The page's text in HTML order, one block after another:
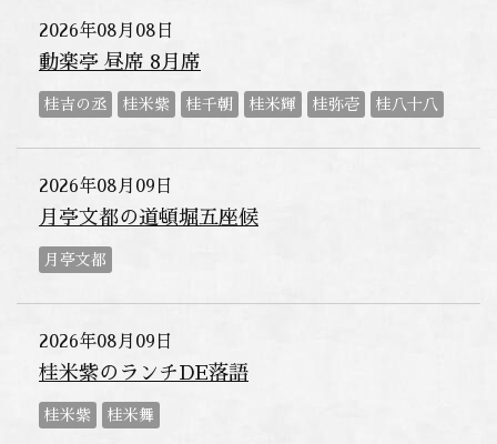
2026年08月08日
動楽亭 昼席 8月席
桂吉の丞 桂米紫 桂千朝 桂米輝 桂弥壱 桂八十八
2026年08月09日
月亭文都の道頓堀五座候
月亭文都
2026年08月09日
桂米紫のランチDE落語
桂米紫 桂米舞